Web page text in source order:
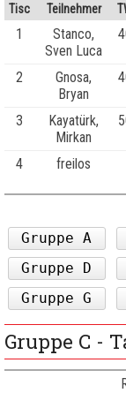
Tisc Teilnehmer
1
Stanco,
Sven Luca
2
Gnosa,
Bryan
3
Kayatürk,
Mirkan
4 freilos
Gruppe A
Gruppe D
Gruppe G
Gruppe C -